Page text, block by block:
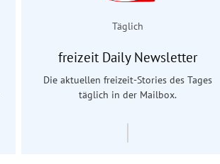
Täglich
freizeit Daily Newsletter
Die aktuellen freizeit-Stories des Tages
täglich in der Mailbox.